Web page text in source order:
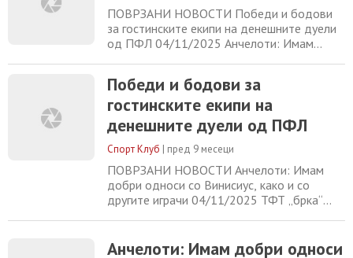
ПОВРЗАНИ НОВОСТИ Победи и бодови
за гостинските екипи на денешните дуели
од ПФЛ 04/11/2025 Анчелоти: Имам
трета победа во регионалната лига
04/11/2025 Конте: Штом сме лидери во
Серија А, работите не се толку лоши
04/11/2025
Победи и бодови за
гостинските екипи на
денешните дуели од ПФЛ
Спорт Клуб | пред 9 месеци
ПОВРЗАНИ НОВОСТИ Анчелоти: Имам
добри односи со Винисиус, како и со
другите играчи 04/11/2025 ТФТ „брка“
Серија А, работите не се толку лоши
Анчелоти: Имам добри односи